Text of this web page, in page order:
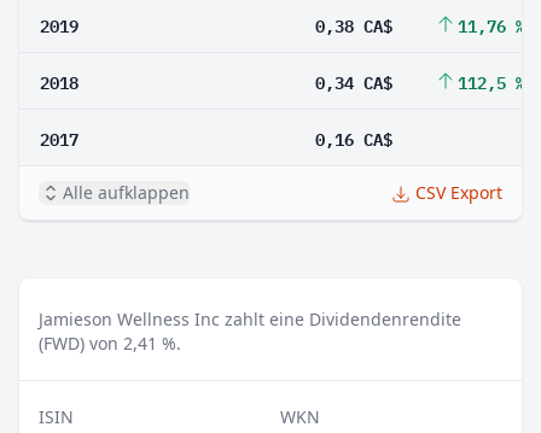
2019 0,38 CA$ 11,76 %
2018 0,34 CA$ 112,5 %
2017 0,16 CA$
Alle aufklappen CSV Export
Jamieson Wellness Inc zahlt eine Dividendenrendite
(FWD) von 2,41 %.
ISIN
WKN